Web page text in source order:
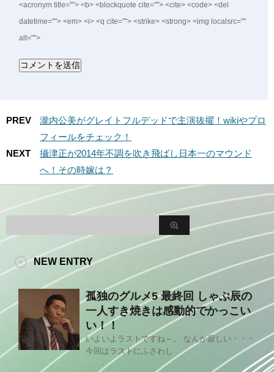
<acronym title=""> <b> <blockquote cite=""> <cite> <code> <del
datetime=""> <em> <i> <q cite=""> <strike> <strong> <img localsrc=""
alt="">
PREV
瀧内公美がグレイトフルデッドで主演抜擢！wikiやプロ
フィールをチェック！
NEXT
攝津正が2014年不調を吹き飛ばし日本一のマウンド
へ！その時嫁は？
NEW ENTRY
孤独のグルメ5 最終回 しゃぶ辰の
一人すき焼きは感動的でかっこい
い！！
いよいよラストですね～。 なんか寂しい・・・
今回はラストにふさわし